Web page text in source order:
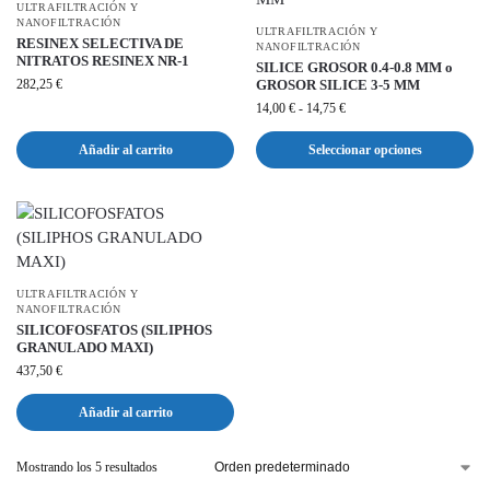
ULTRAFILTRACIÓN Y
NANOFILTRACIÓN
RESINEX SELECTIVA DE
NITRATOS RESINEX NR-1
282,25 €
Añadir al carrito
ULTRAFILTRACIÓN Y
NANOFILTRACIÓN
SILICE GROSOR 0.4-0.8 MM o
GROSOR SILICE 3-5 MM
14,00 € - 14,75 €
Seleccionar opciones
ULTRAFILTRACIÓN Y
NANOFILTRACIÓN
SILICOFOSFATOS (SILIPHOS
GRANULADO MAXI)
437,50 €
Añadir al carrito
Mostrando los 5 resultados